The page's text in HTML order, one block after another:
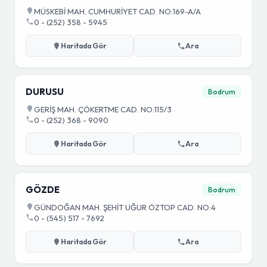
MÜSKEBİ MAH. CUMHURİYET CAD. NO:169-A/A
0 - (252) 358 - 5945
Haritada Gör Ara
DURUSU Bodrum
GERİŞ MAH. ÇÖKERTME CAD. NO:115/3
0 - (252) 368 - 9090
Haritada Gör Ara
GÖZDE Bodrum
GÜNDOĞAN MAH. ŞEHİT UĞUR ÖZTOP CAD. NO:4
0 - (545) 517 - 7692
Haritada Gör Ara